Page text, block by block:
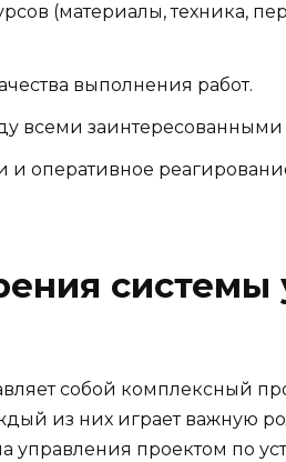
(материалы, техника,
выполнения работ.
всеми заинтересованными
и оперативное
системы
собой комплексный
из них играет важную
управления проектом по